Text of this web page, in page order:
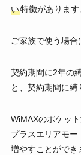
い特徴があります
ご家族で使う場合
契約期間に2年の
と、契約期間に縛
WiMAXのポケッ
プラスエリアモ
増やすことができ